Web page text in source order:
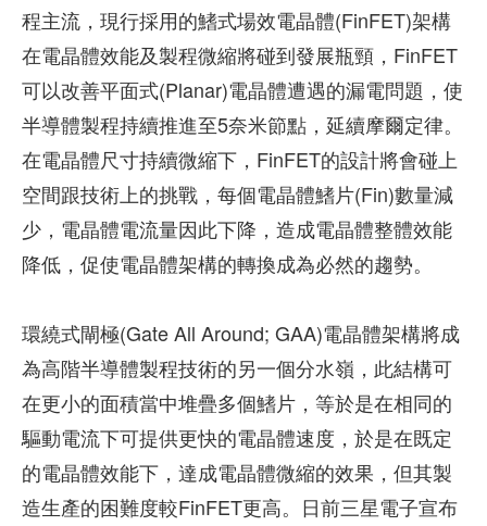
程主流，現行採用的鰭式場效電晶體(FinFET)架構
在電晶體效能及製程微縮將碰到發展瓶頸，FinFET
可以改善平面式(Planar)電晶體遭遇的漏電問題，使
半導體製程持續推進至5奈米節點，延續摩爾定律。
在電晶體尺寸持續微縮下，FinFET的設計將會碰上
空間跟技術上的挑戰，每個電晶體鰭片(Fin)數量減
少，電晶體電流量因此下降，造成電晶體整體效能
降低，促使電晶體架構的轉換成為必然的趨勢。
環繞式閘極(Gate All Around; GAA)電晶體架構將成
為高階半導體製程技術的另一個分水嶺，此結構可
在更小的面積當中堆疊多個鰭片，等於是在相同的
驅動電流下可提供更快的電晶體速度，於是在既定
的電晶體效能下，達成電晶體微縮的效果，但其製
造生產的困難度較FinFET更高。日前三星電子宣布